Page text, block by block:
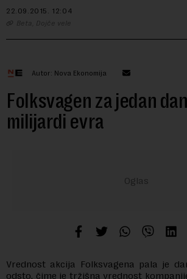
22.09.2015. 12:04
Beta, Dojče vele
Autor: Nova Ekonomija
Folksvagen za jedan
milijardi evra
Vrednost akcija Folksvagena pala je
odsto, čime je tržišna vrednost